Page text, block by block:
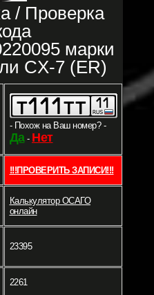
/ Проверка
марки
CX-7 (ER)
- Похож на Ваш номер? -
Да- Нет
!!!ПРОВЕРИТЬ ЗАПИСИ!!!
Калькулятор ОСАГО
онлайн
23395
2261